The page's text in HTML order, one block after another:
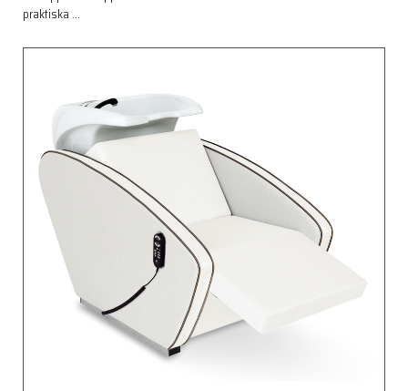
praktiska …